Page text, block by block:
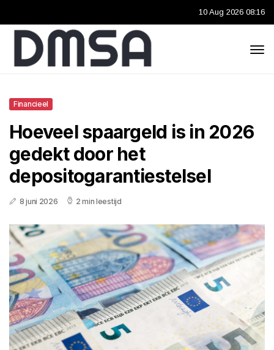
10 Aug 2026 08:16
Financieel
Hoeveel spaargeld is in 2026
gedekt door het
depositogarantiestelsel
8 juni 2026 2 min leestijd